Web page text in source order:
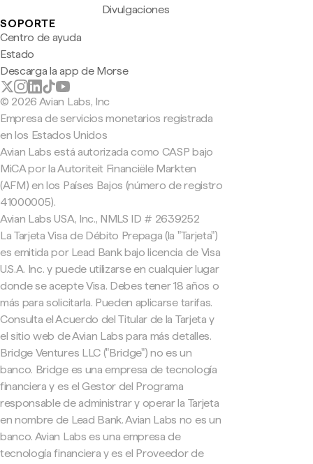
Divulgaciones
SOPORTE
Centro de ayuda
Estado
Descarga la app de Morse
© 2026 Avian Labs, Inc
Empresa de servicios monetarios registrada
en los Estados Unidos
Avian Labs está autorizada como CASP bajo
MiCA por la Autoriteit Financiële Markten
(AFM) en los Países Bajos (número de registro
41000005).
Avian Labs USA, Inc., NMLS ID # 2639252
La Tarjeta Visa de Débito Prepaga (la "Tarjeta")
es emitida por Lead Bank bajo licencia de Visa
U.S.A. Inc. y puede utilizarse en cualquier lugar
donde se acepte Visa. Debes tener 18 años o
más para solicitarla. Pueden aplicarse tarifas.
Consulta el Acuerdo del Titular de la Tarjeta y
el sitio web de Avian Labs para más detalles.
Bridge Ventures LLC ("Bridge") no es un
banco. Bridge es una empresa de tecnología
financiera y es el Gestor del Programa
responsable de administrar y operar la Tarjeta
en nombre de Lead Bank. Avian Labs no es un
banco. Avian Labs es una empresa de
tecnología financiera y es el Proveedor de